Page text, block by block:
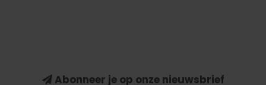
Abonneer je op onze nieuwsbrief